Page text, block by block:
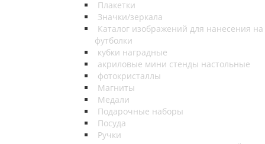
Плакетки
Значки/зеркала
Каталог изображений для нанесения на
футболки
кубки наградные
акриловые мини стенды настольные
фотокристаллы
Магниты
Медали
Подарочные наборы
Посуда
Ручки